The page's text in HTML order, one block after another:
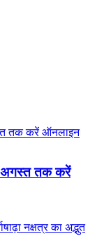
अगस्त तक करें